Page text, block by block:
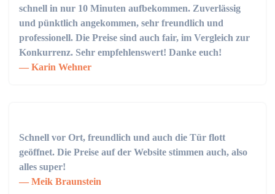
schnell in nur 10 Minuten aufbekommen. Zuverlässig
und pünktlich angekommen, sehr freundlich und
professionell. Die Preise sind auch fair, im Vergleich zur
Konkurrenz. Sehr empfehlenswert! Danke euch!
Karin Wehner
Schnell vor Ort, freundlich und auch die Tür flott
geöffnet. Die Preise auf der Website stimmen auch, also
alles super!
Meik Braunstein